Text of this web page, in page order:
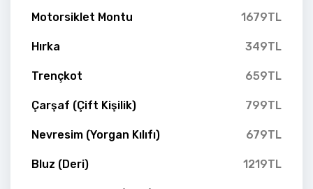
Motorsiklet Montu 1679TL
Hırka 349TL
Trençkot 659TL
Çarşaf (Çift Kişilik) 799TL
Nevresim (Yorgan Kılıfı) 679TL
Bluz (Deri) 1219TL